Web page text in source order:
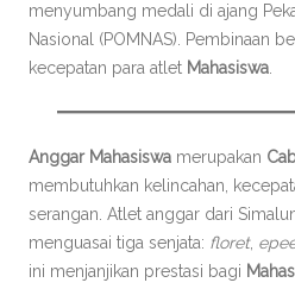
menyumbang medali di ajang
Nasional (POMNAS). Pembinaan
kecepatan para atlet Mahasiswa
Anggar Mahasiswa merupakan
membutuhkan kelincahan,
serangan. Atlet anggar dari
menguasai tiga senjata: floret,
ini menjanjikan prestasi bagi